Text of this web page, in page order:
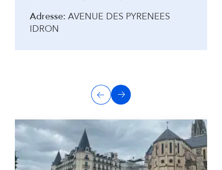
Adresse: AVENUE DES PYRENEES
IDRON
u
t
r
PrécédentSuivant